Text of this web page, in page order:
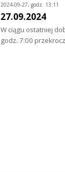
2024-09-27, godz. 13:11
27.09.2024
W ciągu ostatniej
godz. 7:00